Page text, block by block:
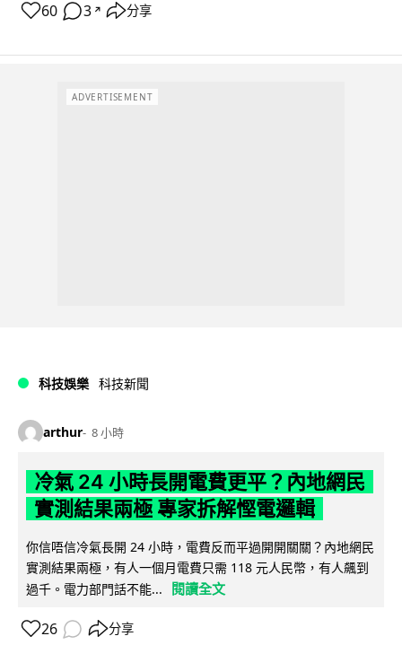
60 3 ↗ 分享
ADVERTISEMENT
科技娛樂 科技新聞
arthur 8 小時
冷氣 24 小時長開電費更平？內地網民
實測結果兩極 專家拆解慳電邏輯
你信唔信冷氣長開 24 小時，電費反而平過開開關關？內地網民
實測結果兩極，有人一個月電費只需 118 元人民幣，有人飆到
過千。電力部門話不能...
閱讀全文
26 分享